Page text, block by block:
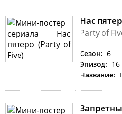
Нас
Party of
Сезон: 6
Эпизод: 16
Название: